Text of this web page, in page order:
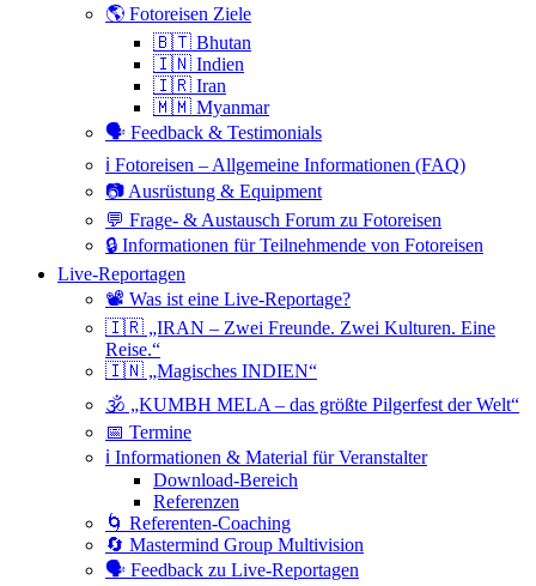
🌎 Fotoreisen Ziele
🇧🇹 Bhutan
🇮🇳 Indien
🇮🇷 Iran
🇲🇲 Myanmar
🗣 Feedback & Testimonials
ℹ️ Fotoreisen – Allgemeine Informationen (FAQ)
📷 Ausrüstung & Equipment
💬 Frage- & Austausch Forum zu Fotoreisen
🔒 Informationen für Teilnehmende von Fotoreisen
Live-Reportagen
📽 Was ist eine Live-Reportage?
🇮🇷 „IRAN – Zwei Freunde. Zwei Kulturen. Eine
Reise.“
🇮🇳 „Magisches INDIEN“
🕉 „KUMBH MELA – das größte Pilgerfest der Welt“
📅 Termine
ℹ️ Informationen & Material für Veranstalter
Download-Bereich
Referenzen
🌀 Referenten-Coaching
🔄 Mastermind Group Multivision
🗣 Feedback zu Live-Reportagen